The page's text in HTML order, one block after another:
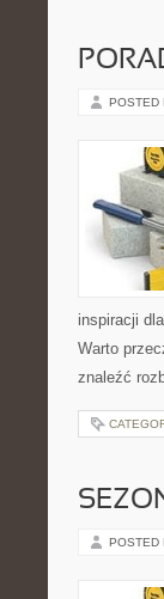
POSTED
inspiracji
Warto
znaleźć
POSTED